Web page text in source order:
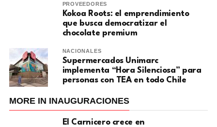
PROVEEDORES
Kokoa Roots: el emprendimiento
que busca democratizar el
chocolate premium
NACIONALES
Supermercados Unimarc
implementa “Hora Silenciosa” para
personas con TEA en todo Chile
MORE IN INAUGURACIONES
El Carnicero crece en